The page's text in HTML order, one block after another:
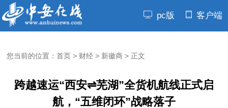
pc版 客户端
您当前的位置：首页 > 财经 > 新徽商 > 正文
跨越速运“西安⇌芜湖”全货机航线正式启
航，“五维闭环”战略落子